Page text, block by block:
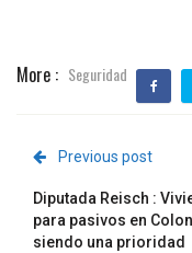
More : Seguridad
Previous post
Diputada Reisch :
para pasivos en
siendo una prioridad